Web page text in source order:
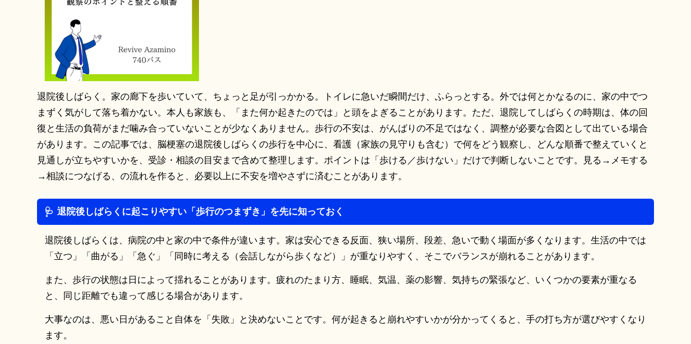
見
守
る
｜
観
イ
ン
る
退院後しばらく。家の廊下を歩いていて、ちょっと足が引っかかる。トイレに急いだ瞬間だけ、ふらっとする。外では何とかなるのに、家の中でつ
まずく気がして落ち着かない。本人も家族も、「また何か起きたのでは」と頭をよぎることがあります。ただ、退院してしばらくの時期は、体の回
復と生活の負荷がまだ噛み合っていないことが少なくありません。歩行の不安は、がんばりの不足ではなく、調整が必要な合図として出ている場合
があります。この記事では、脳梗塞の退院後しばらくの歩行を中心に、看護（家族の見守りも含む）で何をどう観察し、どんな順番で整えていくと
見通しが立ちやすいかを、受診・相談の目安まで含めて整理します。ポイントは「歩ける／歩けない」だけで判断しないことです。見る→メモする
→相談につなげる、の流れを作ると、必要以上に不安を増やさずに済むことがあります。
退院後しばらくに起こりやすい「歩行のつまずき」を先に知っておく
退院後しばらくは、病院の中と家の中で条件が違います。家は安心できる反面、狭い場所、段差、急いで動く場面が多くなります。生活の中では
「立つ」「曲がる」「急ぐ」「同時に考える（会話しながら歩くなど）」が重なりやすく、そこでバランスが崩れることがあります。
また、歩行の状態は日によって揺れることがあります。疲れのたまり方、睡眠、気温、薬の影響、気持ちの緊張など、いくつかの要素が重なる
と、同じ距離でも違って感じる場合があります。
大事なのは、悪い日があること自体を「失敗」と決めないことです。何が起きると崩れやすいかが分かってくると、手の打ち方が選びやすくなり
ます。